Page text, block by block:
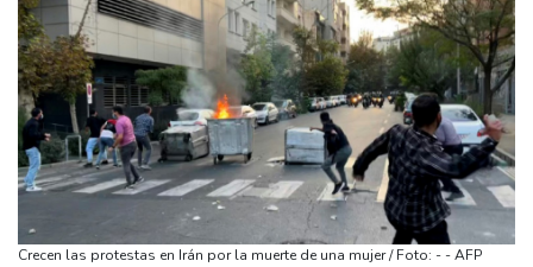
Crecen las protestas en Irán por la muerte de una mujer / Foto: - - AFP